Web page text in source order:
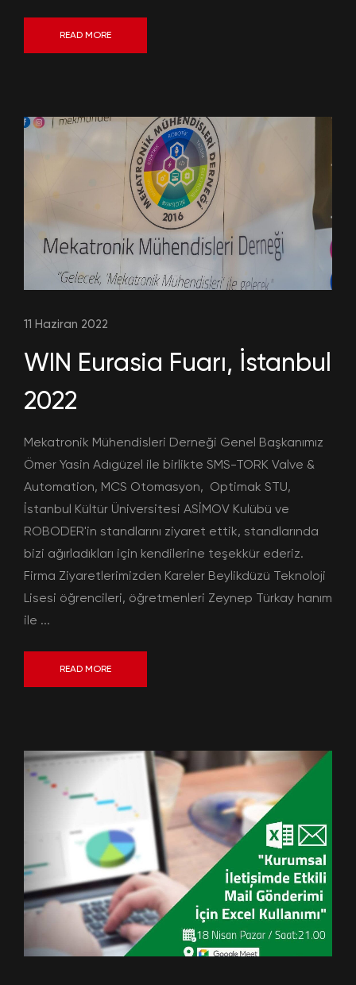
READ MORE
11 Haziran 2022
WIN Eurasia Fuarı, İstanbul
2022
Mekatronik Mühendisleri Derneği Genel Başkanımız
Ömer Yasin Adıgüzel ile birlikte SMS-TORK Valve &
Automation, MCS Otomasyon, Optimak STU,
İstanbul Kültür Üniversitesi ASİMOV Kulübü ve
ROBODER'in standlarını ziyaret ettik, standlarında
bizi ağırladıkları için kendilerine teşekkür ederiz.
Firma Ziyaretlerimizden Kareler Beylikdüzü Teknoloji
Lisesi öğrencileri, öğretmenleri Zeynep Türkay hanım
ile ...
READ MORE